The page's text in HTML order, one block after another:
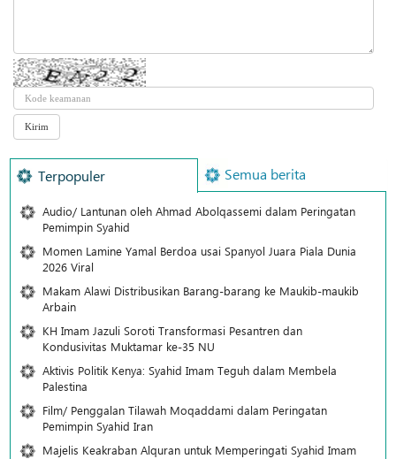
Terpopuler Semua berita
Audio/ Lantunan oleh Ahmad Abolqassemi dalam Peringatan
Pemimpin Syahid
Momen Lamine Yamal Berdoa usai Spanyol Juara Piala Dunia
2026 Viral
Makam Alawi Distribusikan Barang-barang ke Maukib-maukib
Arbain
KH Imam Jazuli Soroti Transformasi Pesantren dan
Kondusivitas Muktamar ke-35 NU
Aktivis Politik Kenya: Syahid Imam Teguh dalam Membela
Palestina
Film/ Penggalan Tilawah Moqaddami dalam Peringatan
Pemimpin Syahid Iran
Majelis Keakraban Alquran untuk Memperingati Syahid Imam